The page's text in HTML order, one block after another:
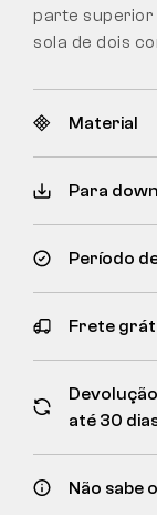
parte superior
sola de dois
Material
Para
Período
Frete
até 30
Não sabe